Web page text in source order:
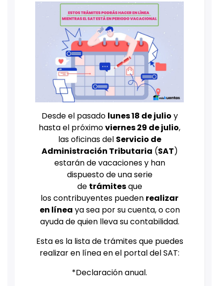
Desde el pasado lunes 18 de julio y
hasta el próximoviernes 29 de julio,
las oficinas del Servicio de
Administración Tributaria (SAT)
estarán de vacaciones y han
dispuesto de una serie
de trámitesque
los contribuyentes pueden realizar
en línea ya sea por su cuenta, o con
ayuda de quien lleva su contabilidad.
Esta es la lista de trámites que puedes
realizar en línea en el portal del SAT:
*Declaración anual.